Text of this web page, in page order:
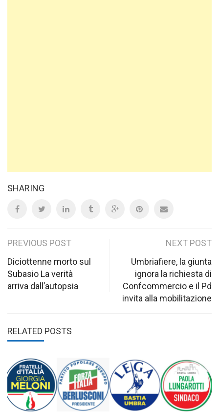
SHARING
Post
navigation
PREVIOUS POST
Diciottenne morto sul
Subasio La verità
arriva dall’autopsia
NEXT POST
Umbriafiere, la giunta
ignora la richiesta di
Confcommercio e il Pd
invita alla mobilitazione
RELATED POSTS